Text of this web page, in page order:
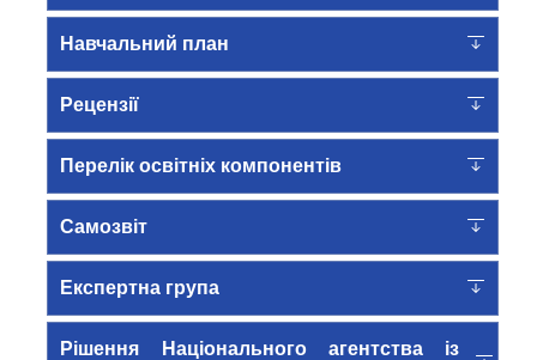
Навчальний план
Рецензії
Перелік освітніх компонентів
Самозвіт
Експертна група
Рішення Національного агентства із